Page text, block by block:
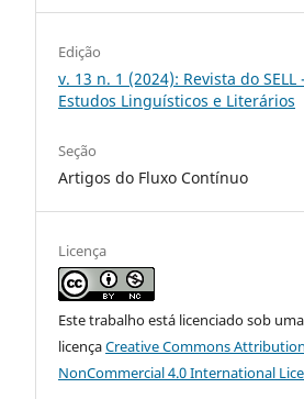
Edição
v. 13 n. 1 (2024): Revista do SELL -
Estudos Linguísticos e Literários
Seção
Artigos do Fluxo Contínuo
Licença
Este trabalho está licenciado sob uma
licençaCreative Commons
NonCommercial 4.0 International